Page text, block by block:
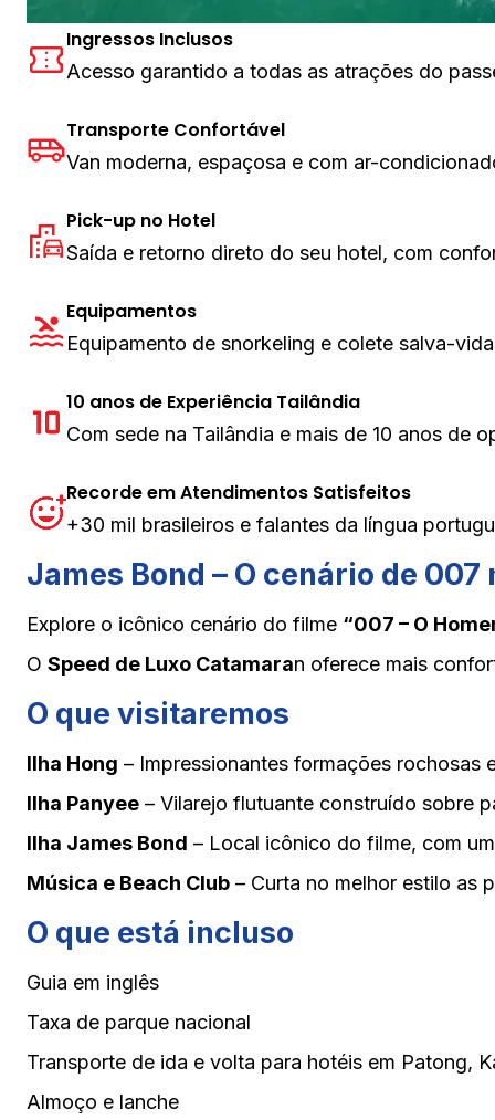
Ingressos Inclusos
Acesso garantido a todas as atrações do
Transporte Confortável
Van moderna, espaçosa e com ar-
Pick-up no Hotel
Saída e retorno direto do seu hotel, com
Equipamentos
Equipamento de snorkeling e colete salva-
10 anos de Experiência Tailândia
Com sede na Tailândia e mais de 10 anos de
Recorde em Atendimentos Satisfeitos
+30 mil brasileiros e falantes da língua
James Bond – O cenário de 007
Explore o icônico cenário do filme “007 – O
O Speed de Luxo Catamaran oferece mais
O que visitaremos
Ilha Hong – Impressionantes formações rochosas
Ilha Panyee – Vilarejo flutuante construído sobre
Ilha James Bond – Local icônico do filme, com
Música e Beach Club – Curta no melhor estilo as
O que está incluso
Guia em inglês
Taxa de parque nacional
Transporte de ida e volta para hotéis em Patong,
Almoço e lanche